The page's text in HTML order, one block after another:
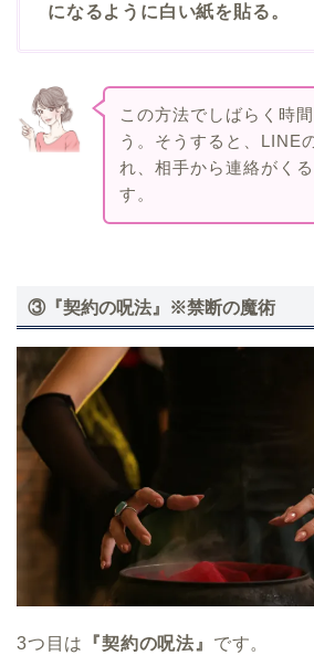
になるように白い紙を貼る。
この方法でしばらく時
う。そうすると、LINE
れ、相手から連絡がく
す。
③『契約の呪法』※禁断の魔術
3つ目は 『契約の呪法』 です。